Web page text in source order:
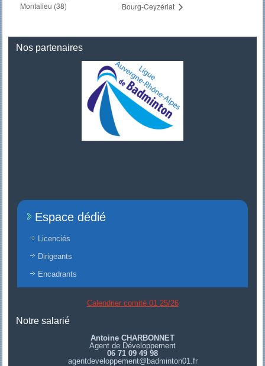
Montalieu (38)
Bourg-Ceyzériat
Nos partenaires
Espace dédié
Licenciés
Dirigeants
Encadrants
Calendrier comité 01 25/26
Notre salarié
Antoine CHARBONNET
Agent de Développement
06 71 09 49 98
agentdeveloppement@badminton01.fr